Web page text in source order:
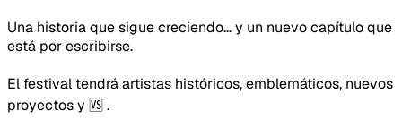
Una historia que sigue creciendo… y un nuevo capítulo que
está por escribirse.
El festival tendrá artistas históricos, emblemáticos, nuevos
proyectos y 🆚 .